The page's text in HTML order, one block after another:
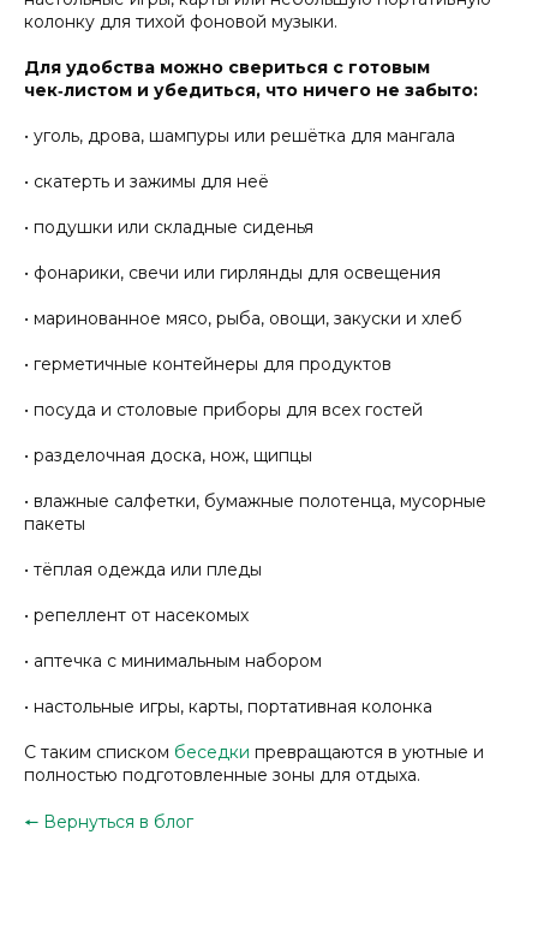
колонку для тихой фоновой музыки.
Для удобства можно свериться с готовым
чек‑листом и убедиться, что ничего не забыто:
• уголь, дрова, шампуры или решётка для мангала
• скатерть и зажимы для неё
• подушки или складные сиденья
• фонарики, свечи или гирлянды для освещения
• маринованное мясо, рыба, овощи, закуски и хлеб
• герметичные контейнеры для продуктов
• посуда и столовые приборы для всех гостей
• разделочная доска, нож, щипцы
• влажные салфетки, бумажные полотенца, мусорные
пакеты
• тёплая одежда или пледы
• репеллент от насекомых
• аптечка с минимальным набором
• настольные игры, карты, портативная колонка
С таким списком беседки превращаются в уютные и
полностью подготовленные зоны для отдыха.
🠔 Вернуться в блог